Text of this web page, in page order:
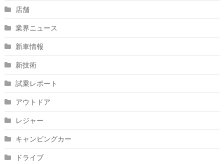
店舗
業界ニュース
新車情報
新技術
試乗レポート
アウトドア
レジャー
キャンピングカー
ドライブ